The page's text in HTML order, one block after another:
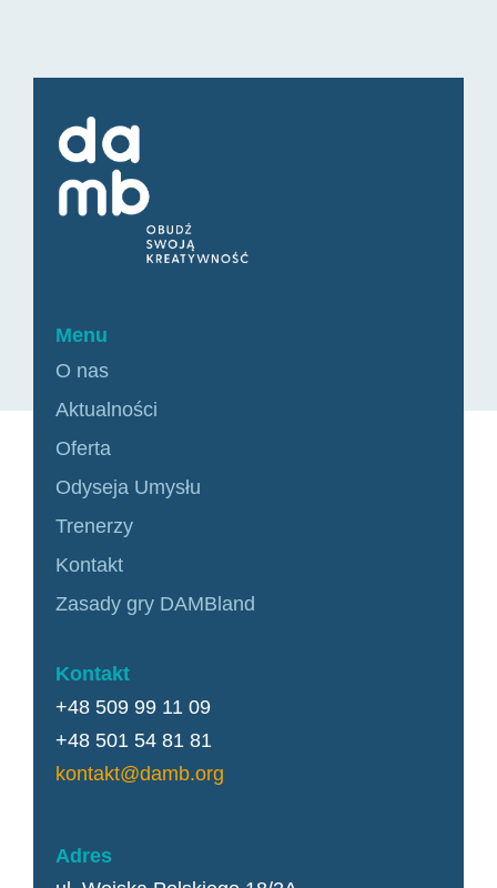
Menu
O nas
Aktualności
Oferta
Odyseja Umysłu
Trenerzy
Kontakt
Zasady gry DAMBland
Kontakt
+48 509 99 11 09
+48 501 54 81 81
kontakt@damb.org
Adres